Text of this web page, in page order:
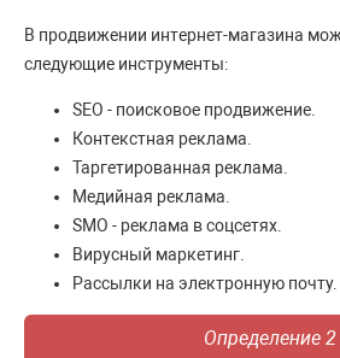
В продвижении интернет-магазина
следующие инструменты:
SEO - поисковое продвижение.
Контекстная реклама.
Таргетированная реклама.
Медийная реклама.
SMO - реклама в соцсетях.
Вирусный маркетинг.
Рассылки на электронную почту.
Определение 2